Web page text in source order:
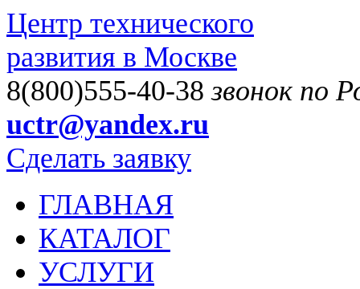
Центр технического
развития в Москве
8(800)555-40-38звонок по
uctr@yandex.ru
Сделать заявку
ГЛАВНАЯ
КАТАЛОГ
УСЛУГИ